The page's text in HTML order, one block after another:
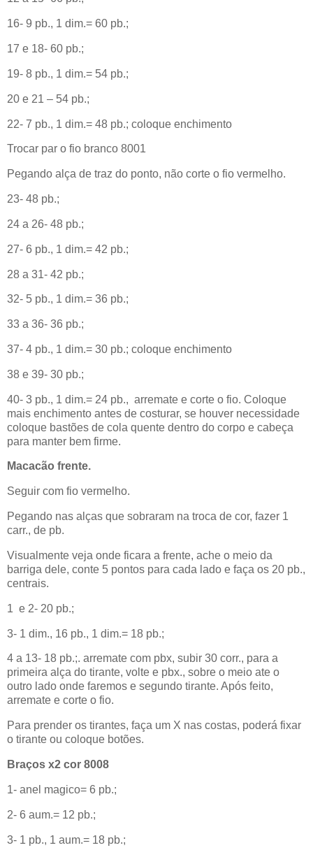
16- 9 pb., 1 dim.= 60 pb.;
17 e 18- 60 pb.;
19- 8 pb., 1 dim.= 54 pb.;
20 e 21 – 54 pb.;
22- 7 pb., 1 dim.= 48 pb.; coloque enchimento
Trocar par o fio branco 8001
Pegando alça de traz do ponto, não corte o fio vermelho.
23- 48 pb.;
24 a 26- 48 pb.;
27- 6 pb., 1 dim.= 42 pb.;
28 a 31- 42 pb.;
32- 5 pb., 1 dim.= 36 pb.;
33 a 36- 36 pb.;
37- 4 pb., 1 dim.= 30 pb.; coloque enchimento
38 e 39- 30 pb.;
40- 3 pb., 1 dim.= 24 pb., arremate e corte o fio. Coloque
mais enchimento antes de costurar, se houver necessidade
coloque bastões de cola quente dentro do corpo e cabeça
para manter bem firme.
Macacão frente.
Seguir com fio vermelho.
Pegando nas alças que sobraram na troca de cor, fazer 1
carr., de pb.
Visualmente veja onde ficara a frente, ache o meio da
barriga dele, conte 5 pontos para cada lado e faça os 20 pb.,
centrais.
1 e 2- 20 pb.;
3- 1 dim., 16 pb., 1 dim.= 18 pb.;
4 a 13- 18 pb.;. arremate com pbx, subir 30 corr., para a
primeira alça do tirante, volte e pbx., sobre o meio ate o
outro lado onde faremos e segundo tirante. Após feito,
arremate e corte o fio.
Para prender os tirantes, faça um X nas costas, poderá fixar
o tirante ou coloque botões.
Braços x2 cor 8008
1- anel magico= 6 pb.;
2- 6 aum.= 12 pb.;
3- 1 pb., 1 aum.= 18 pb.;